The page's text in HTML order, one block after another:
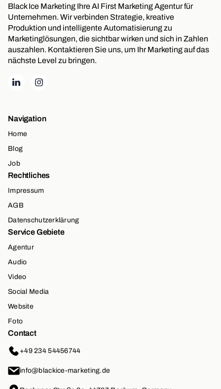
Black Ice Marketing Ihre AI First Marketing Agentur für
Unternehmen. Wir verbinden Strategie, kreative
Produktion und intelligente Automatisierung zu
Marketinglösungen, die sichtbar wirken und sich in Zahlen
auszahlen. Kontaktieren Sie uns, um Ihr Marketing auf das
nächste Level zu bringen.
Navigation
Home
Blog
Job
Rechtliches
Impressum
AGB
Datenschutzerklärung
Service Gebiete
Agentur
Audio
Video
Social Media
Website
Foto
Contact
+49 234 54456744
info@blackice-marketing.de